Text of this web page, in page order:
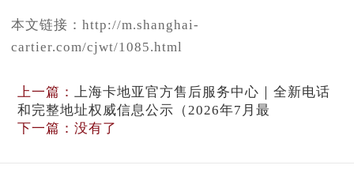
本文链接：http://m.shanghai-
cartier.com/cjwt/1085.html
上一篇：上海卡地亚官方售后服务中心｜全新电话
和完整地址权威信息公示（2026年7月最
下一篇：没有了